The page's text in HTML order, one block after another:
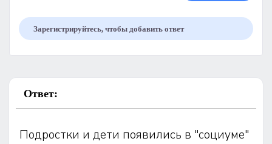
Зарегистрируйтесь, чтобы добавить ответ
Ответ:
Подростки и дети появились в "социуме"